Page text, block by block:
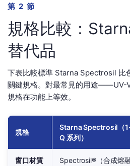
第 2 節
規格比較：
替代品
下表比較標準 Starna Spectrosil 比
關鍵規格。對最常見的用途
規格在功能上等效。
規格
Starna Spectrosil（
Q 系列）
窗口材質
Spectrosil®（合成熔